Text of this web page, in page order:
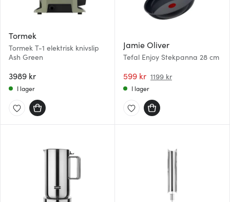
Tormek
Tormek T-1 elektrisk knivslip
Ash Green
3989 kr
I lager
Jamie Oliver
Tefal Enjoy Stekpanna 28 cm
599 kr 1199 kr
I lager